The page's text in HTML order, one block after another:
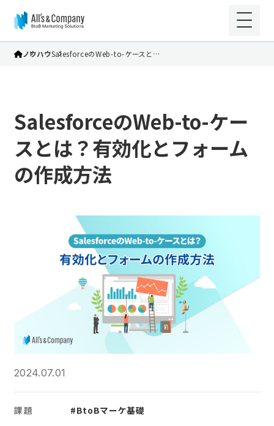
ノウハウSalesforceのWeb-to-ケースと…
SalesforceのWeb-to-ケー
スとは？有効化とフォーム
の作成方法
2024.07.01
課題 #BtoBマーケ基礎